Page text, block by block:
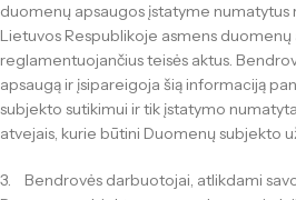
duomenų apsaugos įstatyme numatytus
Lietuvos Respublikoje asmens duomenų
reglamentuojančius teisės aktus.
apsaugą ir įsipareigoja šią informaciją
subjekto sutikimui ir tik įstatymo
atvejais, kurie būtini Duomenų subjekto
3. Bendrovės darbuotojai, atlikdami